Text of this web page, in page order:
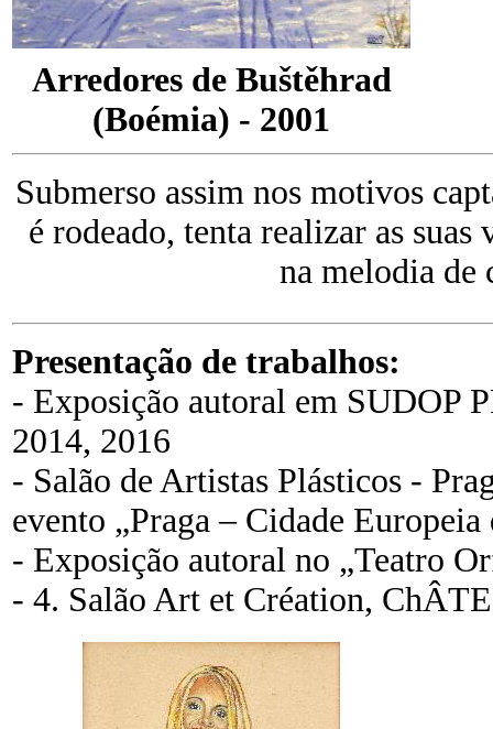
Arredores de Buštěhrad
(Boémia) - 2001
Submerso assim nos motivos
é rodeado, tenta realizar as
na melodia de
Presentação de trabalhos:
- Exposição autoral em SUDOP
2014, 2016
- Salão de Artistas Plásticos -
evento „Praga – Cidade
- Exposição autoral no „Teatro
- 4. Salão Art et Création,